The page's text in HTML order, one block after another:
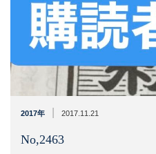
2017年 2017.11.21
No,2463